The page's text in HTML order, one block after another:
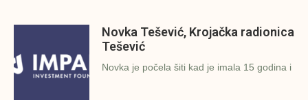
Novka Tešević, Krojačka radionica
Tešević
Novka je počela šiti kad je imala 15 godina i